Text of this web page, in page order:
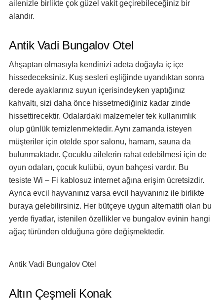
ailenizle birlikte çok güzel vakit geçirebileceğiniz bir
alandır.
Antik Vadi Bungalov Otel
Ahşaptan olmasıyla kendinizi adeta doğayla iç içe
hissedeceksiniz. Kuş sesleri eşliğinde uyandıktan sonra
derede ayaklarınız suyun içerisindeyken yaptığınız
kahvaltı, sizi daha önce hissetmediğiniz kadar zinde
hissettirecektir. Odalardaki malzemeler tek kullanımlık
olup günlük temizlenmektedir. Aynı zamanda isteyen
müşteriler için otelde spor salonu, hamam, sauna da
bulunmaktadır. Çocuklu ailelerin rahat edebilmesi için de
oyun odaları, çocuk kulübü, oyun bahçesi vardır. Bu
tesiste Wi – Fi kablosuz internet ağına erişim ücretsizdir.
Ayrıca evcil hayvanınız varsa evcil hayvanınız ile birlikte
buraya gelebilirsiniz. Her bütçeye uygun alternatifi olan bu
yerde fiyatlar, istenilen özellikler ve bungalov evinin hangi
ağaç türünden olduğuna göre değişmektedir.
Antik Vadi Bungalov Otel
Altın Çeşmeli Konak